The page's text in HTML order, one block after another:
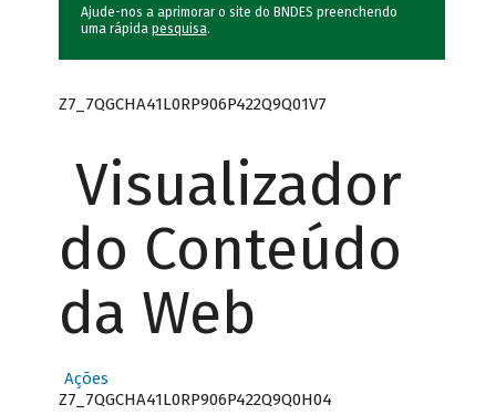
Ajude-nos a aprimorar o site do BNDES preenchendo
uma rápida pesquisa.
Z7_7QGCHA41L0RP906P422Q9Q01V7
Visualizador
do Conteúdo
da Web
Ações
Z7_7QGCHA41L0RP906P422Q9Q0H04